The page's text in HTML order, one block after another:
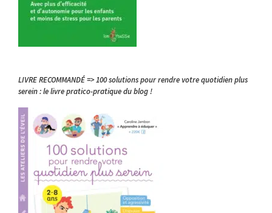
LIVRE RECOMMANDÉ => 100 solutions pour rendre votre quotidien plus
serein : le livre pratico-pratique du blog !